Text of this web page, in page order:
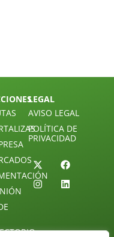
LEGAL
AVISO LEGAL
POLÍTICA DE
PRIVACIDAD